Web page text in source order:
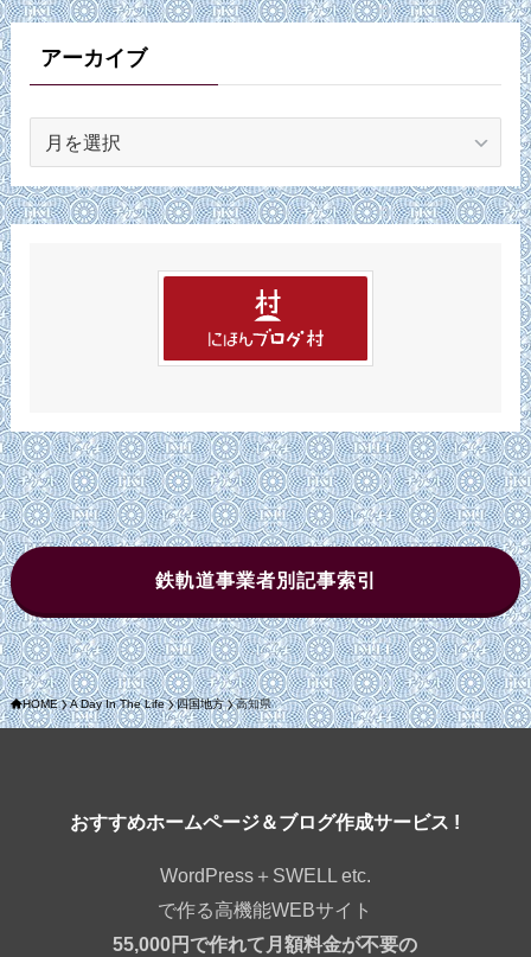
リ
ーアーカイブ
カ
イ
鉄軌道事業者別記事索引
HOME A Day In The Life 四国地方 高知県
おすすめホームページ＆ブログ作成サービス !
WordPress＋SWELL etc.
で作る高機能WEBサイト
55,000円で作れて月額料金が不要の